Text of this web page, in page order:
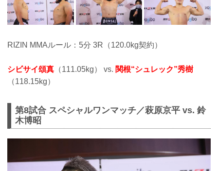
RIZIN MMAルール：5分 3R（120.0kg契約）
シビサイ頌真 （111.05kg） vs. 関根“シュレック”秀樹
（118.15kg）
第8試合 スペシャルワンマッチ／萩原京平 vs. 鈴
木博昭